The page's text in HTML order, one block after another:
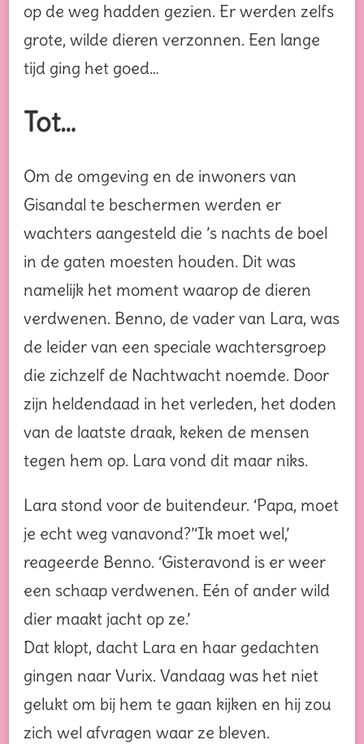
op de weg hadden gezien. Er werden zelfs
grote, wilde dieren verzonnen. Een lange
tijd ging het goed…
Tot…
Om de omgeving en de inwoners van
Gisandal te beschermen werden er
wachters aangesteld die ’s nachts de boel
in de gaten moesten houden. Dit was
namelijk het moment waarop de dieren
verdwenen. Benno, de vader van Lara, was
de leider van een speciale wachtersgroep
die zichzelf de Nachtwacht noemde. Door
zijn heldendaad in het verleden, het doden
van de laatste draak, keken de mensen
tegen hem op. Lara vond dit maar niks.
Lara stond voor de buitendeur. ‘Papa, moet
je echt weg vanavond?’‘Ik moet wel,’
reageerde Benno. ‘Gisteravond is er weer
een schaap verdwenen. Eén of ander wild
dier maakt jacht op ze.’
Dat klopt, dacht Lara en haar gedachten
gingen naar Vurix. Vandaag was het niet
gelukt om bij hem te gaan kijken en hij zou
zich wel afvragen waar ze bleven.